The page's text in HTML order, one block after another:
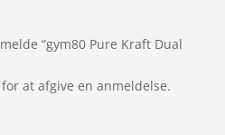
“gym80 Pure Kraft Dual
for at afgive en anmeldelse.